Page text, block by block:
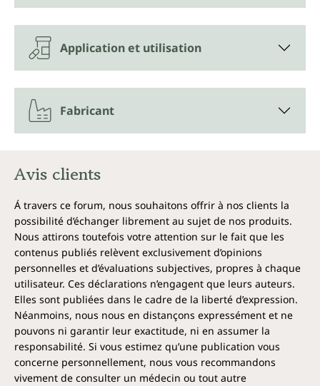
Utilisation alternative :Pour aromatiser les lampes
parfumées et les pierres parfumées. Mettez 5 à 10
gouttes sur la pierre aromatique ou dans la lampe
aromatique remplie d'eau.
Application et utilisation
Fabricant
Avis clients
Á travers ce forum, nous souhaitons offrir à nos clients la
possibilité d’échanger librement au sujet de nos produits.
Nous attirons toutefois votre attention sur le fait que les
contenus publiés relèvent exclusivement d’opinions
personnelles et d’évaluations subjectives, propres à chaque
utilisateur. Ces déclarations n’engagent que leurs auteurs.
Elles sont publiées dans le cadre de la liberté d’expression.
Néanmoins, nous nous en distançons expressément et ne
pouvons ni garantir leur exactitude, ni en assumer la
responsabilité. Si vous estimez qu’une publication vous
concerne personnellement, nous vous recommandons
vivement de consulter un médecin ou tout autre